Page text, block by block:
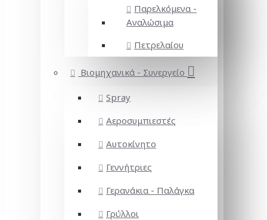
Παρελκόμενα -
Αναλώσιμα
Πετρελαίου
Βιομηχανικά - Συνεργείο
Spray
Αεροσυμπιεστές
Αυτοκίνητο
Γεννήτριες
Γερανάκια - Παλάγκα
Γρύλλοι